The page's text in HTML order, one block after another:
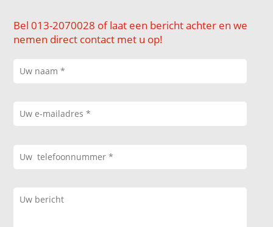
Bel 013-2070028 of laat een bericht achter en we
nemen direct contact met u op!